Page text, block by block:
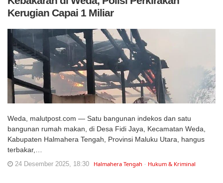
Kerugian Capai 1 Miliar
Weda, malutpost.com — Satu bangunan indekos dan satu
bangunan rumah makan, di Desa Fidi Jaya, Kecamatan Weda,
Kabupaten Halmahera Tengah, Provinsi Maluku Utara, hangus
terbakar,…
24 Desember 2025, 18:30 Halmahera Tengah Hukum & Kriminal